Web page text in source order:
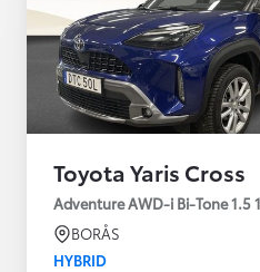
Från 360 900 kr
Från 3 548 kr/mån
Easy Billån
Toyota GR Supra
BENSIN
Toyota Yaris Cross
Adventure AWD-i Bi-Tone 1.5
BORÅS
HYBRID